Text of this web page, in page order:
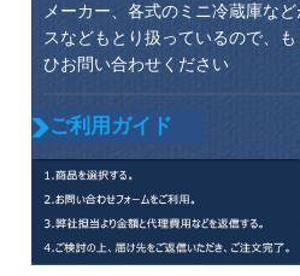
メーカー、各式のミニ冷蔵庫な
スなどもとり扱っているので、
ひお問い合わせください
ご利用ガイド